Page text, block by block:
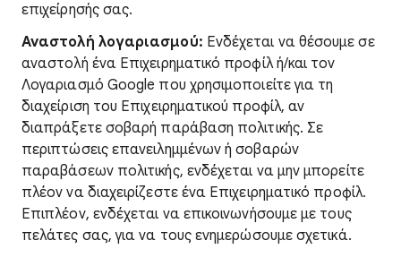
επιχείρησής σας.
Αναστολή λογαριασμού: Ενδέχεται να θέσουμε σε
αναστολή ένα Επιχειρηματικό προφίλ ή/και τον
Λογαριασμό Google που χρησιμοποιείτε για τη
διαχείριση του Επιχειρηματικού προφίλ, αν
διαπράξετε σοβαρή παράβαση πολιτικής. Σε
περιπτώσεις επανειλημμένων ή σοβαρών
παραβάσεων πολιτικής, ενδέχεται να μην μπορείτε
πλέον να διαχειρίζεστε ένα Επιχειρηματικό προφίλ.
Επιπλέον, ενδέχεται να επικοινωνήσουμε με τους
πελάτες σας, για να τους ενημερώσουμε σχετικά.